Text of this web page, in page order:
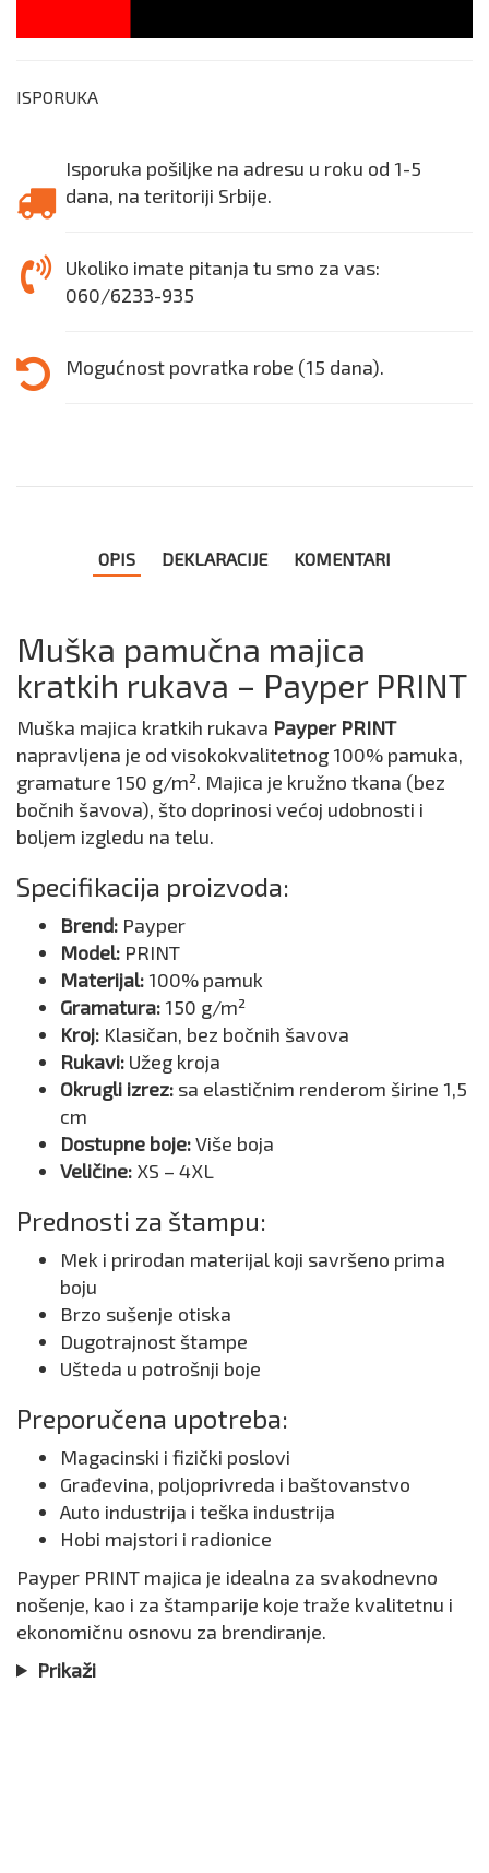
ISPORUKA
Isporuka pošiljke na adresu u roku od 1-5
dana, na teritoriji Srbije.
Ukoliko imate pitanja tu smo za vas:
060/6233-935
Mogućnost povratka robe (15 dana).
OPIS DEKLARACIJE KOMENTARI
Muška pamučna majica
kratkih rukava – Payper PRINT
Muška majica kratkih rukava Payper PRINT
napravljena je od visokokvalitetnog 100% pamuka,
gramature 150 g/m². Majica je kružno tkana (bez
bočnih šavova), što doprinosi većoj udobnosti i
boljem izgledu na telu.
Specifikacija proizvoda:
Brend: Payper
Model: PRINT
Materijal: 100% pamuk
Gramatura: 150 g/m²
Kroj: Klasičan, bez bočnih šavova
Rukavi: Užeg kroja
Okrugli izrez: sa elastičnim renderom širine 1,5
cm
Dostupne boje:Više boja
Veličine: XS – 4XL
Prednosti za štampu:
Mek i prirodan materijal koji savršeno prima
boju
Brzo sušenje otiska
Dugotrajnost štampe
Ušteda u potrošnji boje
Preporučena upotreba:
Magacinski i fizički poslovi
Građevina, poljoprivreda i baštovanstvo
Auto industrija i teška industrija
Hobi majstori i radionice
Payper PRINT majica je idealna za svakodnevno
nošenje, kao i za štamparije koje traže kvalitetnu i
ekonomičnu osnovu za brendiranje.
Prikaži